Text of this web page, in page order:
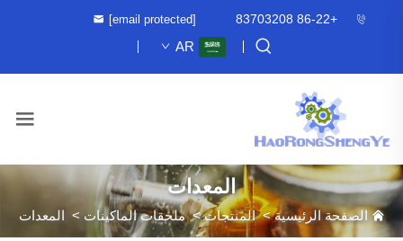
+86-22 83703208
[email protected]
AR
المعدات
الصفحة الرئيسية>المنتجات>ملحقات الماكينات > المعدات